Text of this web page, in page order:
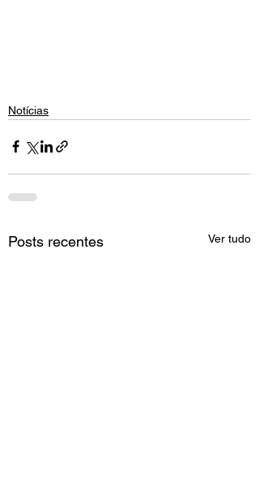
Notícias
Posts recentes Ver tudo